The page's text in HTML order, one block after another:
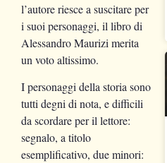
l’autore riesce a suscitare per
i suoi personaggi, il libro di
Alessandro Maurizi merita
un voto altissimo.
I personaggi della storia sono
tutti degni di nota, e difficili
da scordare per il lettore:
segnalo, a titolo
esemplificativo, due minori: